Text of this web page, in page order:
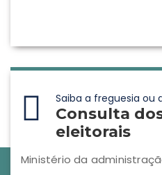
Saiba a freguesia ou
Consulta
eleitorais
Ministério da